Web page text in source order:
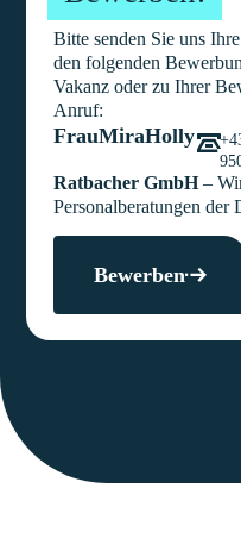
Bitte senden Sie uns
den folgenden
Vakanz oder zu Ihrer
Anruf:
FrauMiraHolly
Ratbacher GmbH–
Personalberatungen
Bewerben